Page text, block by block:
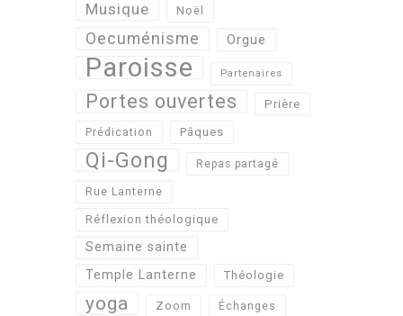
Musique Noël
Oecuménisme Orgue
Paroisse Partenaires
Portes ouvertes Prière
Prédication Pâques
Qi-Gong Repas partagé
Rue Lanterne
Réflexion théologique
Semaine sainte
Temple Lanterne
Théologie
yoga Zoom Échanges